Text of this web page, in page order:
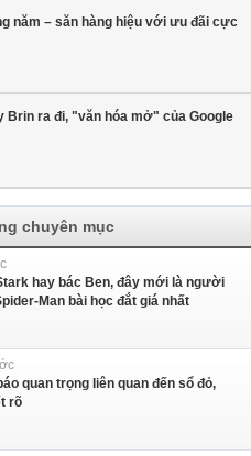
năm – săn hàng hiệu với ưu đãi cực
Brin ra đi, "văn hóa mở" của Google
chuyên mục
hay bác Ben, đây mới là người
Man bài học đắt giá nhất
quan trọng liên quan đến sổ đỏ,
rõ